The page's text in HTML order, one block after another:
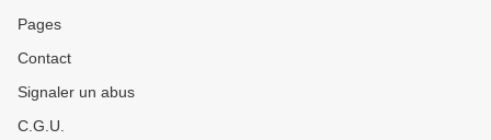
Pages
Contact
Signaler un abus
C.G.U.